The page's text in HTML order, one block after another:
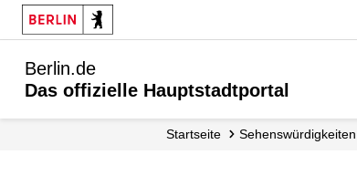
Berlin.de
Das offizielle Hauptstadtportal
Startseite Sehenswürdigkeiten